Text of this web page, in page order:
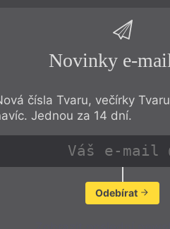
Novinky e-
čísla Tvaru, večírky
Jednou za 14 dní.
Odebírat